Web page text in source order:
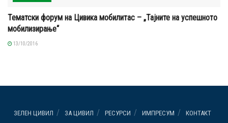
Тематски форум на Цивика мобилитас – „Тајните на успешното
мобилизирање“
13/10/2016
ЗЕЛЕН ЦИВИЛ ЗА ЦИВИЛ РЕСУРСИ ИМПРЕСУМ КОНТАКТ